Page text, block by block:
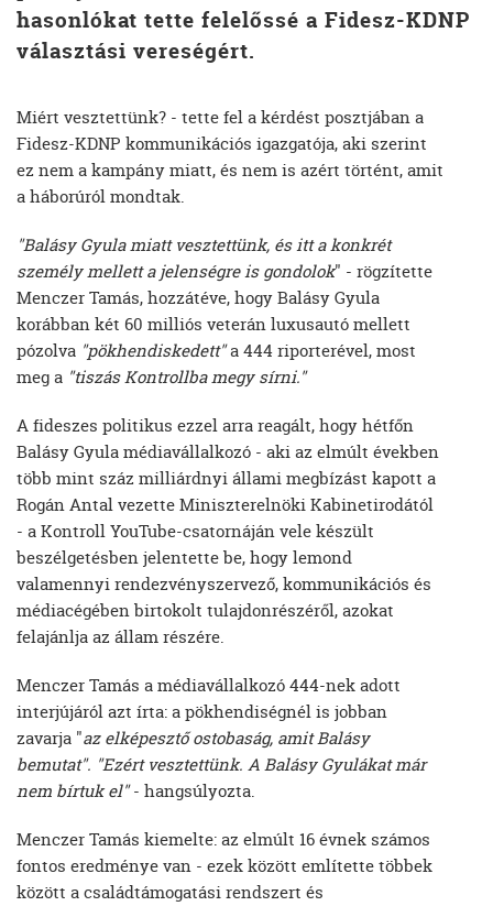
hasonlókat tette felelőssé a Fidesz-KDNP
választási vereségért.
Miért vesztettünk? - tette fel a kérdést posztjában a
Fidesz-KDNP kommunikációs igazgatója, aki szerint
ez nem a kampány miatt, és nem is azért történt, amit
a háborúról mondtak.
"Balásy Gyula miatt vesztettünk, és itt a konkrét
személy mellett a jelenségre is gondolok" - rögzítette
Menczer Tamás, hozzátéve, hogy Balásy Gyula
korábban két 60 milliós veterán luxusautó mellett
pózolva "pökhendiskedett"a 444 riporterével, most
meg a "tiszás Kontrollba megy sírni."
A fideszes politikus ezzel arra reagált, hogy hétfőn
Balásy Gyula médiavállalkozó - aki az elmúlt években
több mint száz milliárdnyi állami megbízást kapott a
Rogán Antal vezette Miniszterelnöki Kabinetirodától
- a Kontroll YouTube-csatornáján vele készült
beszélgetésben jelentette be, hogy lemond
valamennyi rendezvényszervező, kommunikációs és
médiacégében birtokolt tulajdonrészéről, azokat
felajánlja az állam részére.
Menczer Tamás a médiavállalkozó 444-nek adott
interjújáról azt írta: a pökhendiségnél is jobban
zavarja "az elképesztő ostobaság, amit Balásy
bemutat". "Ezért vesztettünk. A Balásy Gyulákat már
nem bírtuk el"- hangsúlyozta.
Menczer Tamás kiemelte: az elmúlt 16 évnek számos
fontos eredménye van - ezek között említette többek
között a családtámogatási rendszert és